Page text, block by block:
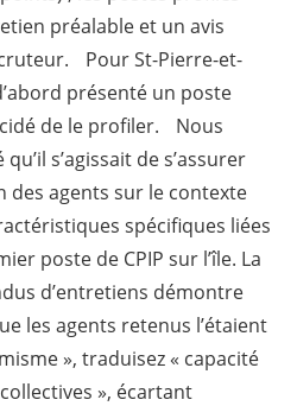
préalable et un avis
Pour St-Pierre-et-
présenté un poste
de le profiler. Nous
s’agissait de s’assurer
des agents sur le contexte
spécifiques liées
poste de CPIP sur l’île. La
d’entretiens démontre
les agents retenus l’étaient
», traduisez « capacité
», écartant